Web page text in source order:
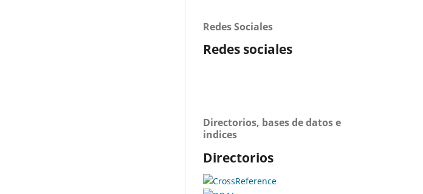
Redes Sociales
Redes sociales
Directorios, bases de datos e
indices
Directorios